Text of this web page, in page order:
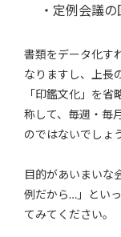
・定例会議
書類をデータ化す
なりますし、上長
「印鑑文化」を
称して、毎週・毎
のではないでしょ
目的があいまいな
例だから…」とい
てみてください。